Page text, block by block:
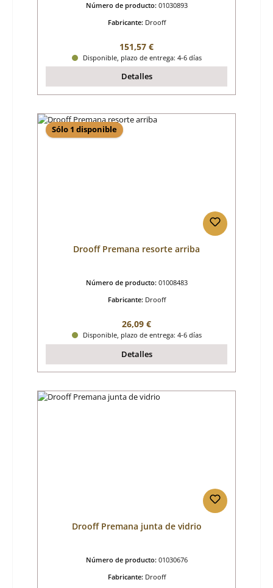
Número de producto: 01030893
Fabricante: Drooff
Precio normal:
151,57 €
Disponible, plazo de entrega: 4-6 días
Detalles
Sólo 1 disponible
Drooff Premana resorte arriba
Número de producto: 01008483
Fabricante: Drooff
Precio normal:
26,09 €
Disponible, plazo de entrega: 4-6 días
Detalles
Drooff Premana junta de vidrio
Número de producto: 01030676
Fabricante: Drooff